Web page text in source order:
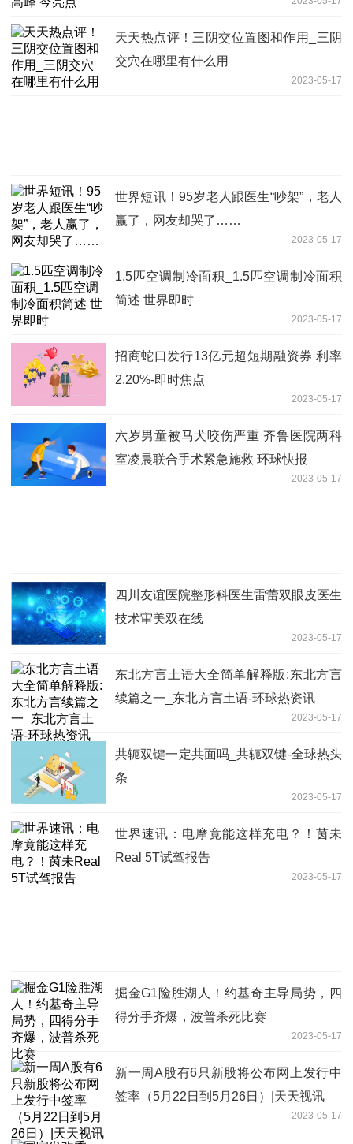
天天热点评！三阴交位置图和作用_三阴
交穴在哪里有什么用
2023-05-17
世界短讯！95岁老人跟医生“吵架”，老人
赢了，网友却哭了……
2023-05-17
1.5匹空调制冷面积_1.5匹空调制冷面积
简述 世界即时
2023-05-17
招商蛇口发行13亿元超短期融资券 利率
2.20%-即时焦点
2023-05-17
六岁男童被马犬咬伤严重 齐鲁医院两科
室凌晨联合手术紧急施救 环球快报
2023-05-17
四川友谊医院整形科医生雷蕾双眼皮医生
技术审美双在线
2023-05-17
东北方言土语大全简单解释版:东北方言
续篇之一_东北方言土语-环球热资讯
2023-05-17
共轭双键一定共面吗_共轭双键-全球热头
条
2023-05-17
世界速讯：电摩竟能这样充电？！茵未
Real 5T试驾报告
2023-05-17
掘金G1险胜湖人！约基奇主导局势，四
得分手齐爆，波普杀死比赛
2023-05-17
新一周A股有6只新股将公布网上发行中
签率（5月22日到5月26日）|天天视讯
2023-05-17